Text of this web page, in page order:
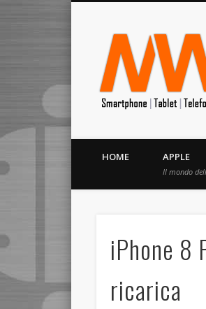
Siete appassionati di
HOME APPLE
Il mondo
iPhone 8
ricarica